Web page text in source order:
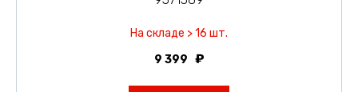
На складе > 16 шт.
9 399